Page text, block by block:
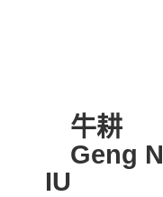
牛耕
Geng N
IU